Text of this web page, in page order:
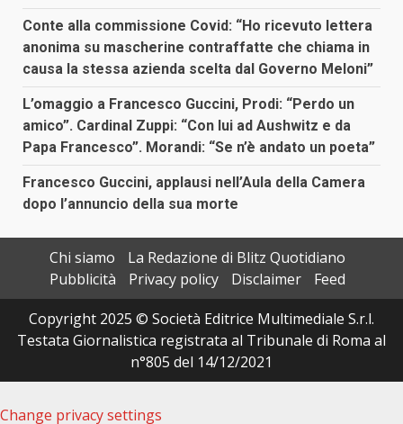
Conte alla commissione Covid: “Ho ricevuto lettera
anonima su mascherine contraffatte che chiama in
causa la stessa azienda scelta dal Governo Meloni”
L’omaggio a Francesco Guccini, Prodi: “Perdo un
amico”. Cardinal Zuppi: “Con lui ad Aushwitz e da
Papa Francesco”. Morandi: “Se n’è andato un poeta”
Francesco Guccini, applausi nell’Aula della Camera
dopo l’annuncio della sua morte
Chi siamo
La Redazione di Blitz Quotidiano
Pubblicità
Privacy policy Disclaimer
Feed
Copyright 2025 © Società Editrice Multimediale S.r.l.
Testata Giornalistica registrata al Tribunale di Roma al
n°805 del 14/12/2021
Change privacy settings